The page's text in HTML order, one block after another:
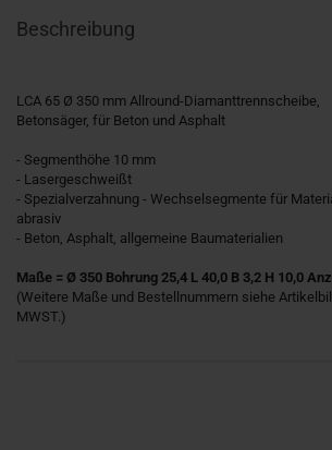
Beschreibung
LCA 65 Ø 350 mm Allround-Diamanttrennscheibe,
Betonsäger, für Beton und Asphalt
- Segmenthöhe 10 mm
- Lasergeschweißt
- Spezialverzahnung - Wechselsegmente für
abrasiv
- Beton, Asphalt, allgemeine Baumaterialien
Maße = Ø 350 Bohrung 25,4 L 40,0 B 3,2 H 10,0
(Weitere Maße und Bestellnummern siehe
MWST.)